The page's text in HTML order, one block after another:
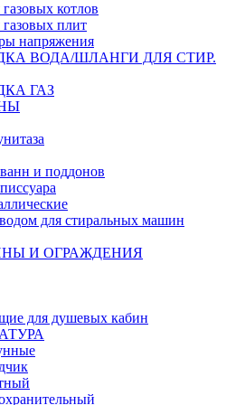
котлов
газовых плит
напряжения
ВОДА/ШЛАНГИ ДЛЯ СТИР.
ГАЗ
и поддонов
для стиральных машин
И ОГРАЖДЕНИЯ
для душевых кабин